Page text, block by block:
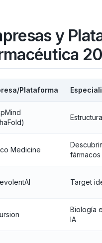
y
Plataforma
Medicine
fármacos
Target
Biología
IA